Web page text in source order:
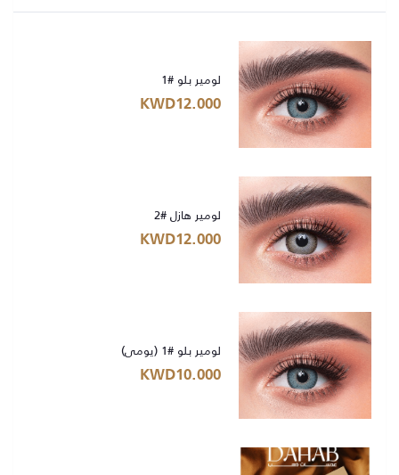
لومير بلو #1
KWD12.000
لومير هازل #2
KWD12.000
لومير بلو #1 (يومي)
KWD10.000